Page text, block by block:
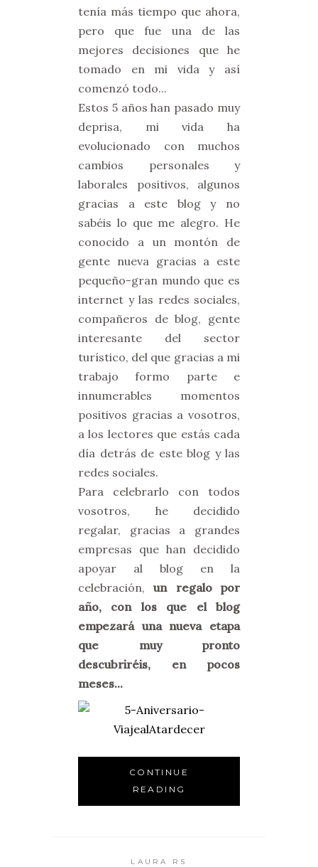
tenía más tiempo que ahora,
pero que fue una de las
mejores decisiones que he
tomado en mi vida y así
comenzó todo...
Estos 5 años han pasado muy
deprisa, mi vida ha
evolucionado con muchos
cambios personales y
laborales positivos, algunos
gracias a este blog y no
sabéis lo que me alegro. He
conocido a un montón de
gente nueva gracias a este
pequeño-gran mundo que es
internet y las redes sociales,
compañeros de blog, gente
interesante del sector
turístico, del que gracias a mi
trabajo formo parte e
innumerables momentos
positivos gracias a vosotros,
a los lectores que estás cada
día detrás de este blog y las
redes sociales.
Para celebrarlo con todos
vosotros, he decidido
regalar, gracias a grandes
empresas que han decidido
apoyar al blog en la
celebración,un regalo por
año, con los que el blog
empezará una nueva etapa
que muy pronto
descubriréis, en pocos
meses...
CONTINUE
READING
LAURA RS